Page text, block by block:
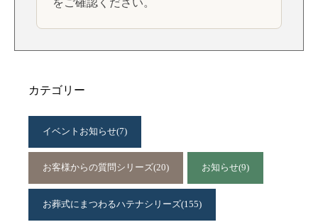
をご確認ください。
カテゴリー
イベントお知らせ(7)
お客様からの質問シリーズ(20) お知らせ(9)
お葬式にまつわるハテナシリーズ(155)